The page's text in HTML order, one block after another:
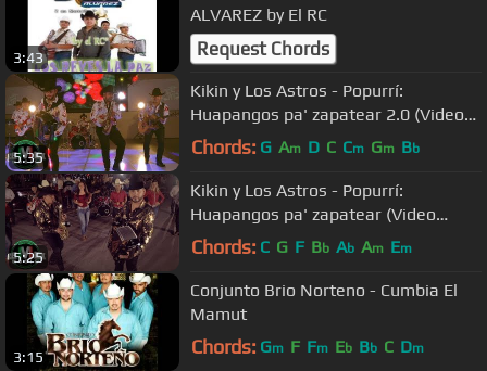
3:43
ALVAREZ by El RC
Request Chords
5:35
Kikin y Los Astros - Popurrí:
Huapangos pa' zapatear 2.0 (Video
Oficial)
Chords: G Am D C Cm Gm Bb
5:25
Kikin y Los Astros - Popurrí:
Huapangos pa' zapatear (Video
Oficial)
Chords: C G F Bb Ab Am Em
3:15
Conjunto Brio Norteno - Cumbia El
Mamut
Chords: Gm F Fm Eb Bb C Dm